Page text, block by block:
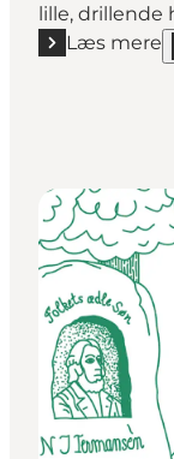
lille, drillende
Læs mere
Læs mere